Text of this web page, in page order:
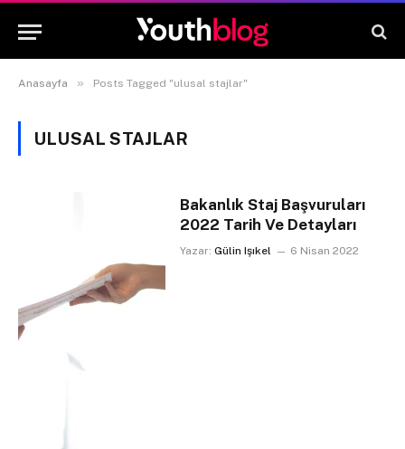
Anasayfa » Posts Tagged "ulusal stajlar"
ULUSAL STAJLAR
Bakanlık Staj Başvuruları
2022 Tarih Ve Detayları
Yazar: Gülin Işıkel 6 Nisan 2022